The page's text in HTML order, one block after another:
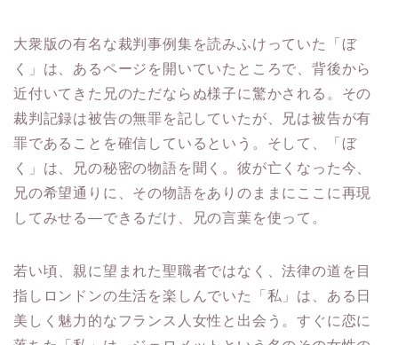
大衆版の有名な裁判事例集を読みふけっていた「ぼ
く」は、あるページを開いていたところで、背後から
近付いてきた兄のただならぬ様子に驚かされる。その
裁判記録は被告の無罪を記していたが、兄は被告が有
罪であることを確信しているという。そして、「ぼ
く」は、兄の秘密の物語を聞く。彼が亡くなった今、
兄の希望通りに、その物語をありのままにここに再現
してみせる―できるだけ、兄の言葉を使って。
若い頃、親に望まれた聖職者ではなく、法律の道を目
指しロンドンの生活を楽しんでいた「私」は、ある日
美しく魅力的なフランス人女性と出会う。すぐに恋に